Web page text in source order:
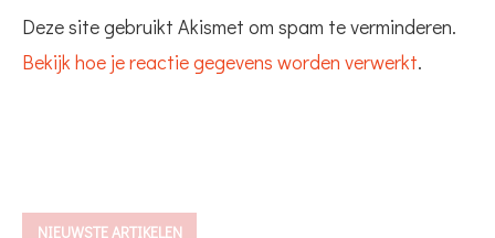
Deze site gebruikt Akismet om spam te verminderen.
Bekijk hoe je reactie gegevens worden verwerkt.
NIEUWSTE ARTIKELEN